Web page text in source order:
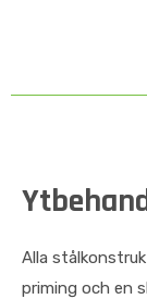
Alla
priming och en